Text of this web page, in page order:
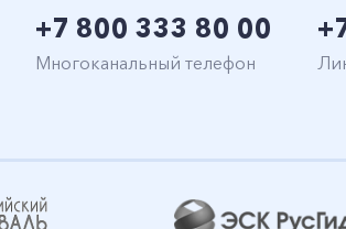
+7 800 333 80 00
Многоканальный телефон